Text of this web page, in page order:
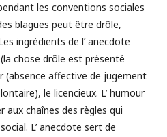
les conventions sociales
blagues peut être drôle,
ingrédients de l’ anecdote
chose drôle est présenté
(absence affective de jugement
le licencieux. L’ humour
aux chaînes des règles qui
L’ anecdote sert de